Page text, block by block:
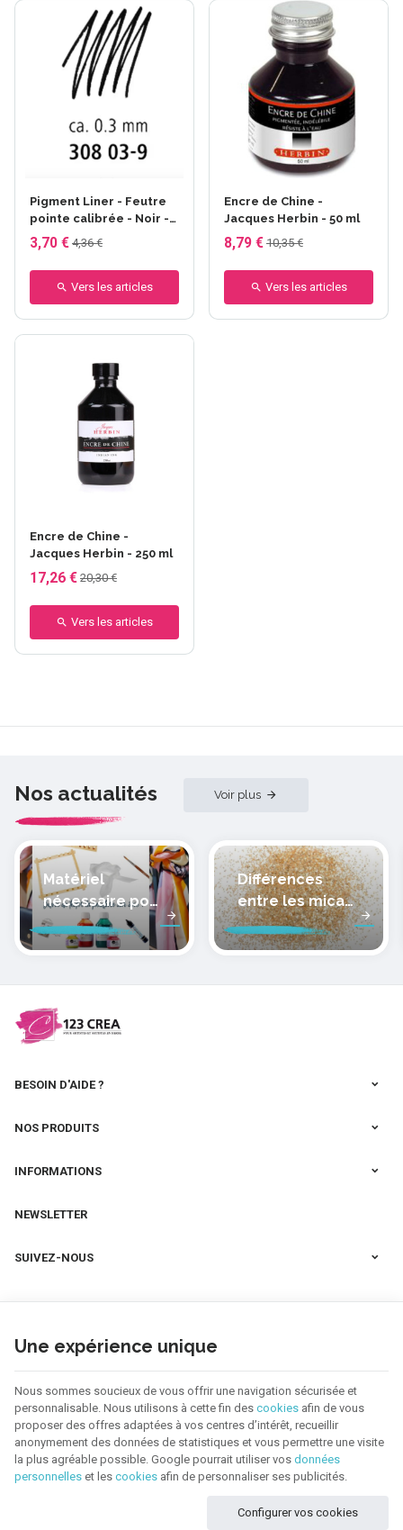
Pigment Liner - Feutre
pointe calibrée - Noir -
STAEDTLER
3,70 € 4,36 €
Vers les articles
Encre de Chine -
Jacques Herbin - 50 ml
8,79 € 10,35 €
Vers les articles
Encre de Chine -
Jacques Herbin - 250 ml
17,26 € 20,30 €
Vers les articles
Nos actualités Voir plus
Matériel
nécessaire pour
peindre la soie
Différences
entre les micas
des pâtes
polymères
BESOIN D'AIDE ?
NOS PRODUITS
INFORMATIONS
NEWSLETTER
SUIVEZ-NOUS
Une expérience unique
Nous sommes soucieux de vous offrir une navigation sécurisée et
personnalisable. Nous utilisons à cette fin des cookies afin de vous
proposer des offres adaptées à vos centres d’intérêt, recueillir
anonymement des données de statistiques et vous permettre une visite
la plus agréable possible. Google pourrait utiliser vos données
personnelles et les cookies afin de personnaliser ses publicités.
Configurer vos cookies